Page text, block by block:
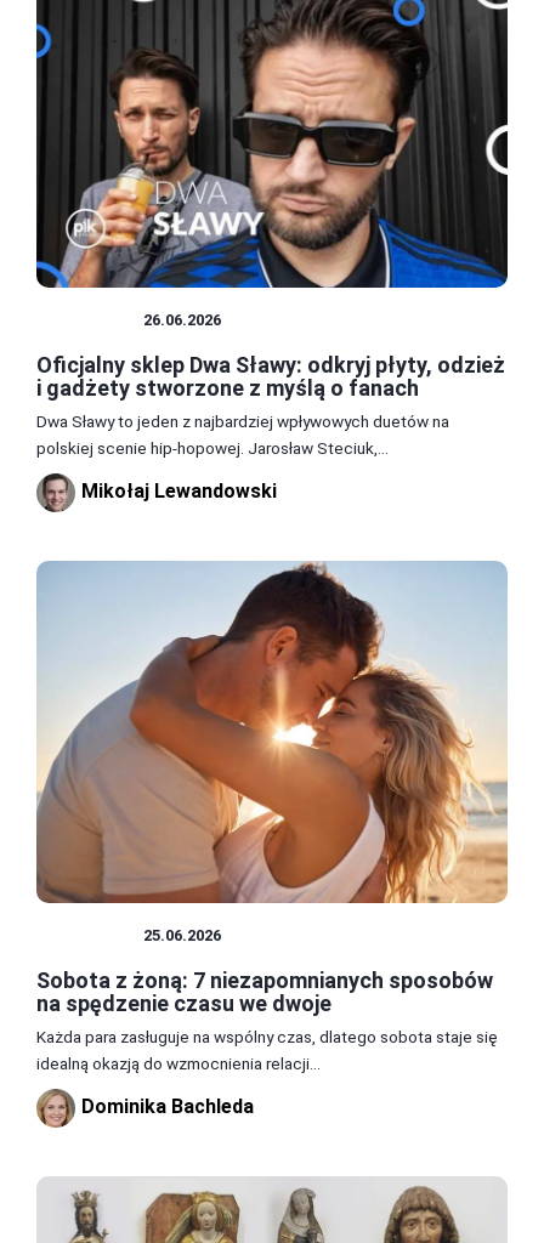
26.06.2026
Oficjalny sklep Dwa Sławy: odkryj płyty, odzież
i gadżety stworzone z myślą o fanach
Dwa Sławy to jeden z najbardziej wpływowych duetów na
polskiej scenie hip-hopowej. Jarosław Steciuk,...
Mikołaj Lewandowski
25.06.2026
Sobota z żoną: 7 niezapomnianych sposobów
na spędzenie czasu we dwoje
Każda para zasługuje na wspólny czas, dlatego sobota staje się
idealną okazją do wzmocnienia relacji...
Dominika Bachleda